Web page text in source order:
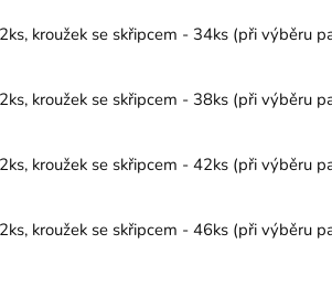
kroužek se skřipcem - 34ks (při výběru
kroužek se skřipcem - 38ks (při výběru
kroužek se skřipcem - 42ks (při výběru
kroužek se skřipcem - 46ks (při výběru